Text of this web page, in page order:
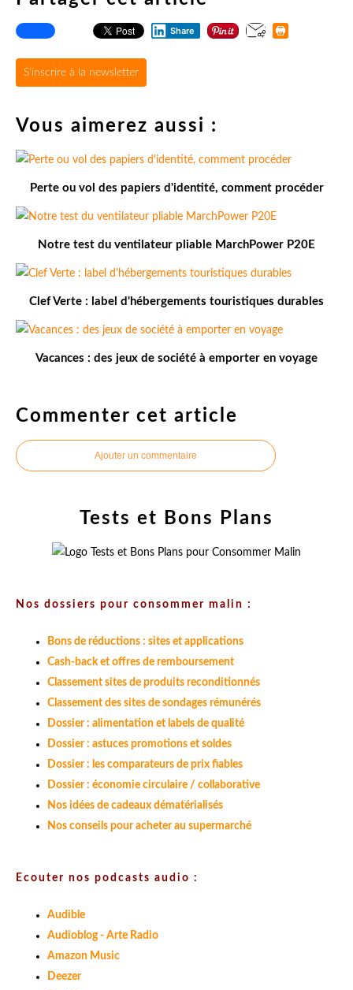
Share
S'inscrire à la newsletter
Vous aimerez aussi :
Perte ou vol des papiers d'identité, comment procéder
Notre test du ventilateur pliable MarchPower P20E
Clef Verte : label d'hébergements touristiques durables
Vacances : des jeux de société à emporter en voyage
Commenter cet article
Ajouter un commentaire
Tests et Bons Plans
Nos dossiers pour consommer malin :
Bons de réductions : sites et applications
Cash-back et offres de remboursement
Classement sites de produits reconditionnés
Classement des sites de sondages rémunérés
Dossier : alimentation et labels de qualité
Dossier : astuces promotions et soldes
Dossier : les comparateurs de prix fiables
Dossier : économie circulaire / collaborative
Nos idées de cadeaux dématérialisés
Nos conseils pour acheter au supermarché
Ecouter nos podcasts audio :
Audible
Audioblog - Arte Radio
Amazon Music
Deezer